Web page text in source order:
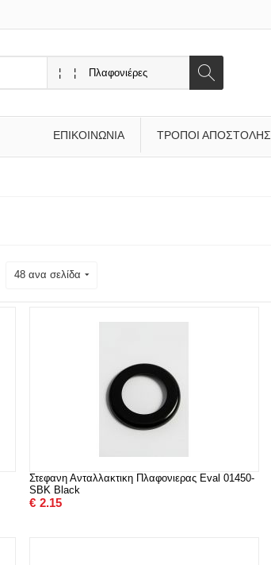
ΕΠΙΚΟΙΝΩΝΊΑ ΤΡΌΠΟΙ ΑΠΟΣΤΟΛΉΣ
48 ανα σελίδα
Στεφανη Ανταλλακτικη Πλαφονιερας Eval 01450-
SBK Black
€ 2.15